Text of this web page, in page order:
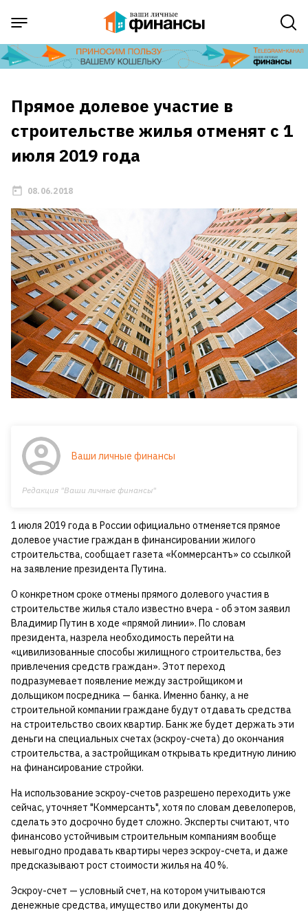
Прямое долевое участие в
строительстве жилья отменят с 1
июля 2019 года
08.06.2018
Ваши личные финансы
Редакция "Ваши личные финансы"
1 июля 2019 года в России официально отменяется прямое
долевое участие граждан в финансировании жилого
строительства, сообщает газета «Коммерсантъ» со ссылкой
на заявление президента Путина.
О конкретном сроке отмены прямого долевого участия в
строительстве жилья стало известно вчера - об этом заявил
Владимир Путин в ходе «прямой линии». По словам
президента, назрела необходимость перейти на
«цивилизованные способы жилищного строительства, без
привлечения средств граждан». Этот переход
подразумевает появление между застройщиком и
дольщиком посредника — банка. Именно банку, а не
строительной компании граждане будут отдавать средства
на строительство своих квартир. Банк же будет держать эти
деньги на специальных счетах (эскроу-счета) до окончания
строительства, а застройщикам открывать кредитную линию
на финансирование стройки.
На использование эскроу-счетов разрешено переходить уже
сейчас, уточняет "Коммерсантъ", хотя по словам девелоперов,
сделать это досрочно будет сложно. Эксперты считают, что
финансово устойчивым строительным компаниям вообще
невыгодно продавать квартиры через эскроу-счета, и даже
предсказывают рост стоимости жилья на 40 %.
Эскроу-счет — условный счет, на котором учитываются
денежные средства, имущество или документы до